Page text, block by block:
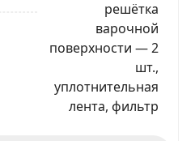
решётка
варочной
поверхности — 2
шт.,
уплотнительная
лента, фильтр